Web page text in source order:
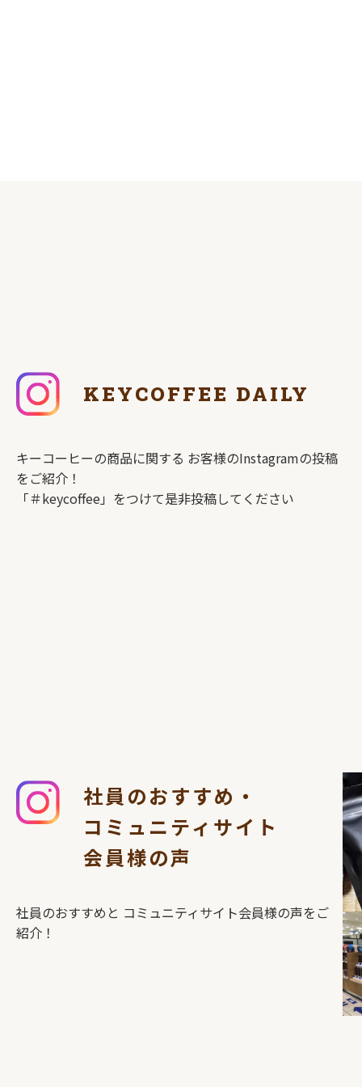
KEYCOFFEE DAILY
キーコーヒーの商品に関する お客様のInstagramの投稿
をご紹介！
「＃keycoffee」をつけて是非投稿してください
社員のおすすめ・
コミュニティサイト
会員様の声
社員のおすすめと コミュニティサイト会員様の声をご
紹介！